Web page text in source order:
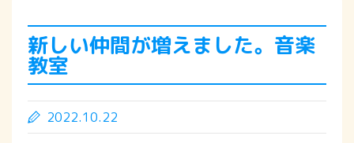
新しい仲間が増えました。音楽
教室
2022.10.22